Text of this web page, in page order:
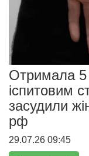
Отримала 5
іспитовим
засудили
рф
29.07.26 09:45